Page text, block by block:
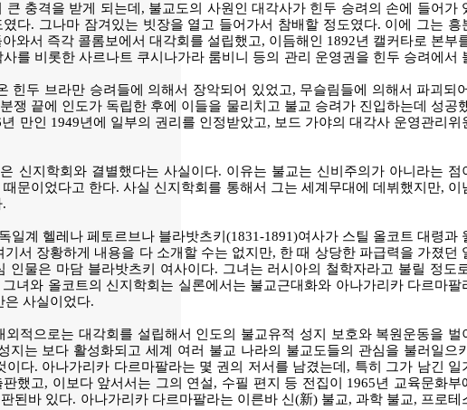
충격을 받게 되는데, 불교도의 사원인 대각사가 힌두 승려의 손에 들어가
다. 그나마 잠겨있는 빗장을 열고 들어가서 참배할 정도였다. 이에 그는 흥
와서 즉각 콜롬보에서 대각회를 설립했고, 이듬해인 1892년 캘커타로 본부
를 비롯한 사르나트 쿠시나가라 룸비니 등의 관리 운영권을 힌두 승려에서
두 브라만 승려들에 의해서 장악되어 있었고, 무슬림들에 의해서 파괴되
쟁 끝에 인도가 독립한 후에 이들을 물리치고 불교 승려가 진입하는데 성공
만인 1949년에 일부의 권리를 인정받았고, 보드 가야의 대각사 운영관리위
신지학회와 결별했다는 사실이다. 이유는 불교는 신비주의가 아니라는 점
문이었다고 한다. 사실 신지학회를 통해서 그는 세계무대에 데뷔했지만, 이
일계 헬레나 페토르브나 블라밧츠키(1831-1891)여사가 스틸 올코트 대령과
서 장황하게 내용을 다 소개할 수는 없지만, 한 때 상당한 파급력을 가졌던
물은 마담 블라밧츠키 여사이다. 그녀는 러시아의 철학자라고 불릴 정도
녀와 올코트의 신지학회는 실론에서는 불교근대화와 아나가리카 다르마팔
은 사실이었다.
적으로는 대각회를 설립해서 인도의 불교유적 성지 보호와 복원운동을 벌
는 보다 활성화되고 세계 여러 불교 나라의 불교도들의 관심을 불러일으
다. 아나가리카 다르마팔라는 몇 권의 저서를 남겼는데, 특히 그가 남긴 일
했고, 이보다 앞서서는 그의 연설, 수필 편지 등 전집이 1965년 교육문화부
된바 있다. 아나가리카 다르마팔라는 이른바 신(新) 불교, 과학 불교, 프로테